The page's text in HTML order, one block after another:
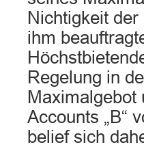
Nichtigkeit
ihm
Regelung in
Maximalgebot
Accounts „B“
belief sich